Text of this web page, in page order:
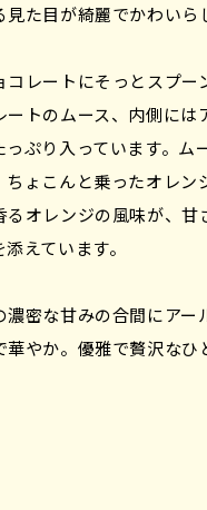
た目が綺麗でかわいら
コレートにそっとスプー
ートのムース、内側には
ぷり入っています。ム
ちょこんと乗ったオレン
るオレンジの風味が、甘
えています。
濃密な甘みの合間にアー
華やか。優雅で贅沢なひ